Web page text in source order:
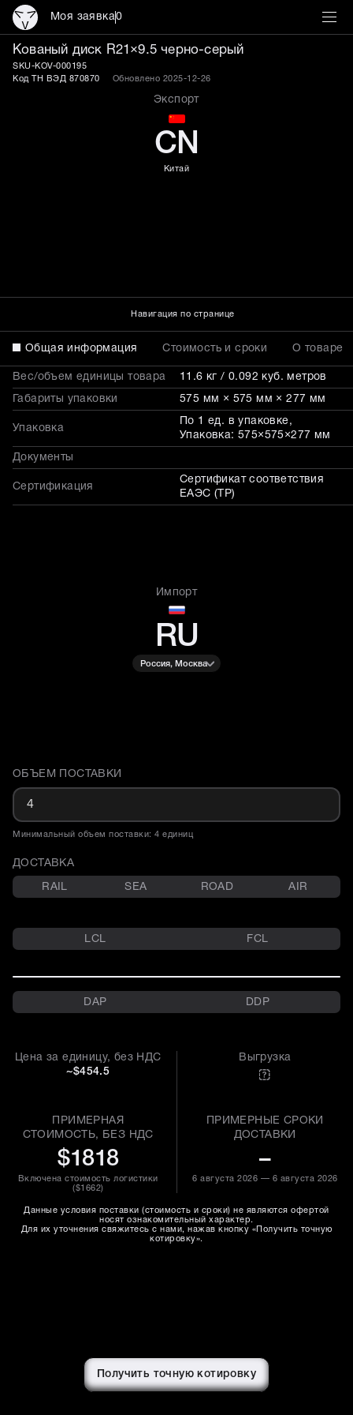
Моя заявка0
Кованый диск R21×9.5
Кованый диск R21×9.5 черно-серый
SKU-KOV-000195
Код ТН ВЭД 870870
Обновлено 2025-12-26
Экспорт
CN
Китай
Навигация по странице
Общая информация Стоимость и сроки О товаре
Вес/объем единицы товара 11.6 кг / 0.092 куб. метров
Габариты упаковки 575 мм × 575 мм × 277 мм
Упаковка
По 1 ед. в упаковке,
Упаковка: 575×575×277 мм
Документы
Сертификация
Сертификат соответствия
ЕАЭС (ТР)
Импорт
RU
Россия, Москва
Доставка и объем поставки
ОБЪЕМ ПОСТАВКИ
Минимальный объем поставки: 4 единиц
ДОСТАВКА
RAIL SEA ROAD AIR
LCL FCL
DAP DDP
Цена за единицу, без НДС
~$454.5
ПРИМЕРНАЯ
СТОИМОСТЬ, БЕЗ НДС
$1818
Включена стоимость логистики
($1662)
Выгрузка
ПРИМЕРНЫЕ СРОКИ
ДОСТАВКИ
–
6 августа 2026 — 6 августа 2026
Данные условия поставки (стоимость и сроки) не являются офертой
носят ознакомительный характер.
Для их уточнения свяжитесь с нами, нажав кнопку «Получить точную
котировку».
Получить точную котировку